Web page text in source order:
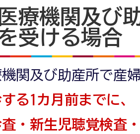
療機関及び
受ける場合
関及び助産所で産
る1カ月前までに
・新生児聴覚検査